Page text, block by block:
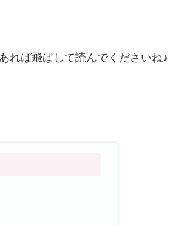
れば飛ばして読んでくださいね♪